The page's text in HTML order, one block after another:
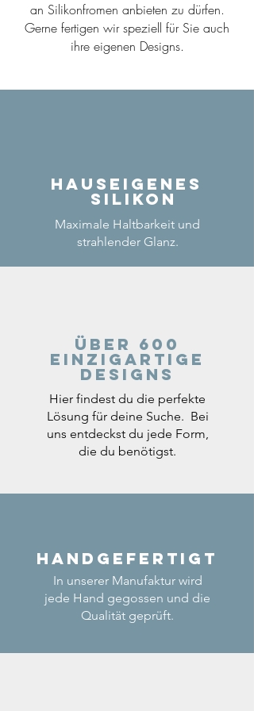
an Silikonfromen anbieten zu dürfen.
Gerne fertigen wir speziell für Sie auch
ihre eigenen Designs.
Hauseigenes
Silikon
Maximale Haltbarkeit und
strahlender Glanz.
Über 600
einzigartige
Designs
Hier findest du die perfekte
Lösung für deine Suche. Bei
uns entdeckst du jede Form,
die du benötigst.
Handgefertigt
In unserer Manufaktur wird
jede Hand gegossen und die
Qualität geprüft.